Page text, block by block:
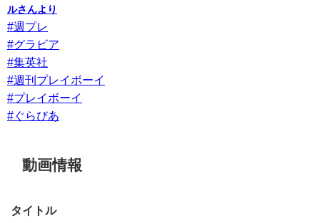
ルさんより
#週プレ
#グラビア
#集英社
#週刊プレイボーイ
#プレイボーイ
#ぐらびあ
動画情報
タイトル